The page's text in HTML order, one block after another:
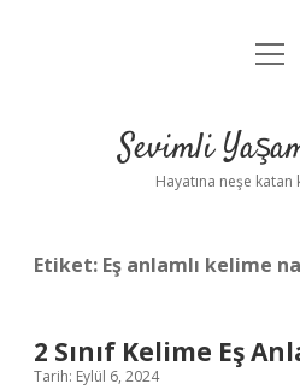
Anasayfa
Yasal
Sevimli
Hayatına neşe
Etiket: Eş anlamlı kelime
2 Sınıf Kelime Eş
Tarih: Eylül 6, 2024